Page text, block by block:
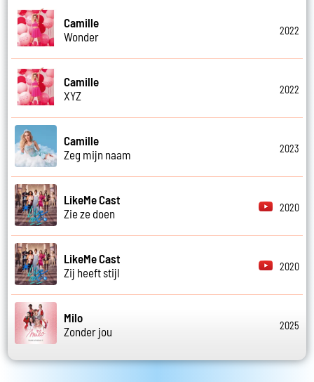
Camille
Wonder
2022
Camille
XYZ
2022
Camille
Zeg mijn naam
2023
LikeMe Cast
Zie ze doen
2020
LikeMe Cast
Zij heeft stijl
2020
Milo
Zonder jou
2025